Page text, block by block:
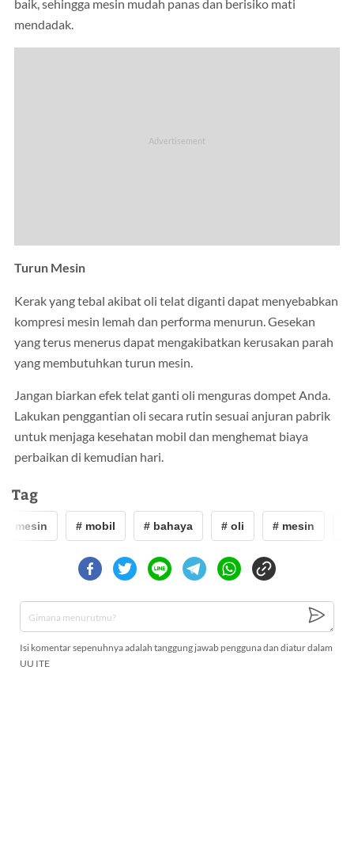
baik, sehingga mesin mudah panas dan berisiko mati
mendadak.
Turun Mesin
Kerak yang tebal akibat oli telat diganti dapat menyebabkan
kompresi mesin lemah dan performa menurun. Gesekan
yang terus menerus dapat mengakibatkan kerusakan parah
yang membutuhkan turun mesin.
Jangan biarkan efek telat ganti oli menguras dompet Anda.
Lakukan penggantian oli secara rutin sesuai anjuran pabrik
untuk menjaga kesehatan mobil dan menghemat biaya
perbaikan di kemudian hari.
Tag
# mesin # mobil # bahaya # oli # mesin
Isi komentar sepenuhnya adalah tanggung jawab pengguna dan diatur dalam
UU ITE